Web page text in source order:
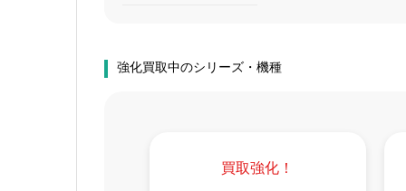
強化買取中のシリーズ・機種
買取強化！